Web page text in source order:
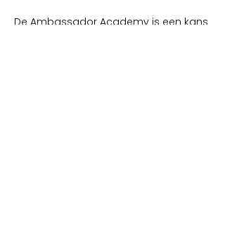
De Ambassador Academy is een kans